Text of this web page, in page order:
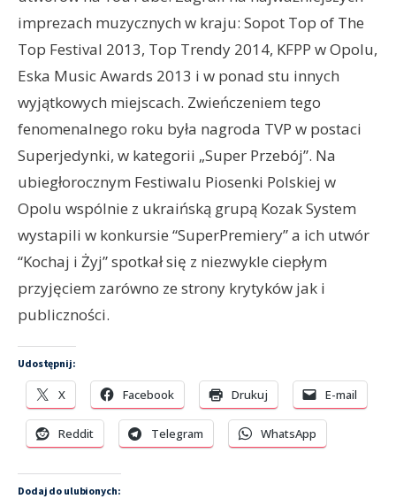
imprezach muzycznych w kraju: Sopot Top of The
Top Festival 2013, Top Trendy 2014, KFPP w Opolu,
Eska Music Awards 2013 i w ponad stu innych
wyjątkowych miejscach. Zwieńczeniem tego
fenomenalnego roku była nagroda TVP w postaci
Superjedynki, w kategorii „Super Przebój”. Na
ubiegłorocznym Festiwalu Piosenki Polskiej w
Opolu wspólnie z ukraińską grupą Kozak System
wystapili w konkursie “SuperPremiery” a ich utwór
“Kochaj i Żyj” spotkał się z niezwykle ciepłym
przyjęciem zarówno ze strony krytyków jak i
publiczności.
Udostępnij:
X Facebook Drukuj E-mail
Reddit Telegram WhatsApp
Dodaj do ulubionych: